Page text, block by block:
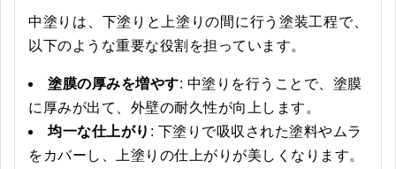
中塗りは、下塗りと上塗りの間に行う塗装工程で、
以下のような重要な役割を担っています。
塗膜の厚みを増やす: 中塗りを行うことで、塗膜
に厚みが出て、外壁の耐久性が向上します。
均一な仕上がり : 下塗りで吸収された塗料やムラ
をカバーし、上塗りの仕上がりが美しくなります。